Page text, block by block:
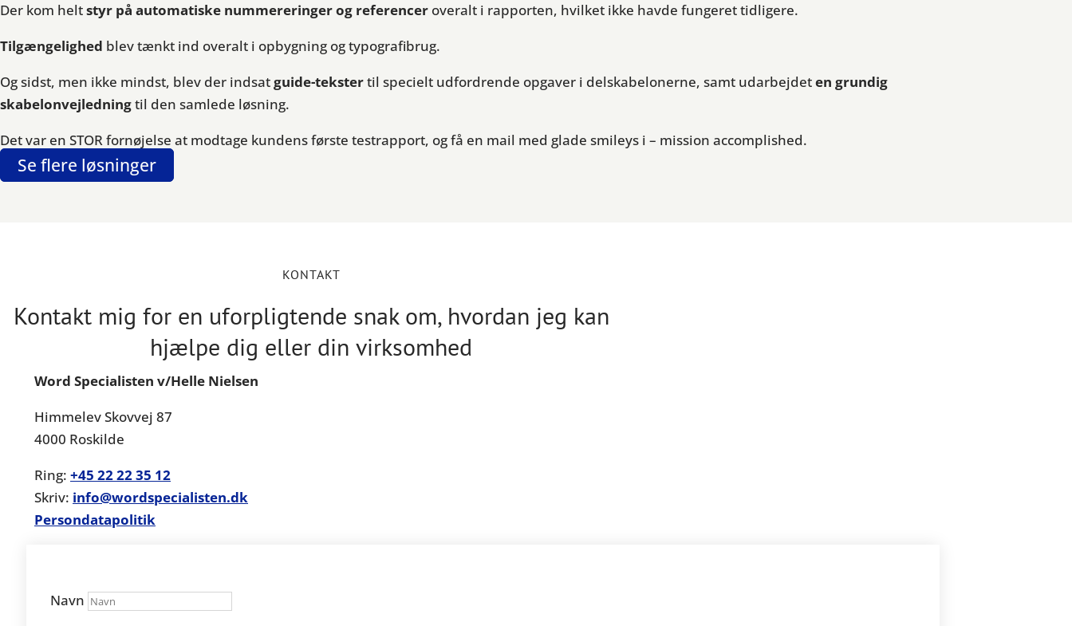
Der kom heltstyr på automatiske nummereringer og referencer overalt i rapporten, hvilket ikke havde fungeret tidligere.
Tilgængelighed blev tænkt ind overalt i opbygning og typografibrug.
Og sidst, men ikke mindst, blev der indsatguide-tekstertil specielt udfordrende opgaver i delskabelonerne, samt udarbejdeten grundig
skabelonvejledningtil den samlede løsning.
Det var en STOR fornøjelse at modtage kundens første testrapport, og få en mail med glade smileys i – mission accomplished.
Se flere løsninger
KONTAKT
Kontakt mig for en uforpligtende snak om, hvordan jeg kan
hjælpe dig eller din virksomhed
Word Specialisten v/Helle Nielsen
Himmelev Skovvej 87
4000 Roskilde
Ring: +45 22 22 35 12
Skriv: info@wordspecialisten.dk
Persondatapolitik
Navn